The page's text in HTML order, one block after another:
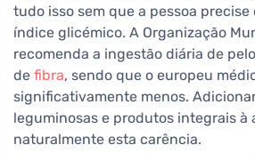
tudo isso sem que a pessoa precise
índice glicémico. A Organização
recomenda a ingestão diária de
de fibra, sendo que o europeu
significativamente menos.
leguminosas e produtos integrais à
naturalmente esta carência.